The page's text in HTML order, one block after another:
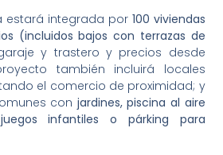
estará integrada por 100 viviendas
(incluidos bajos con terrazas de
y trastero y precios desde
también incluirá locales
el comercio de proximidad; y
con jardines, piscina al aire
infantiles o párking para